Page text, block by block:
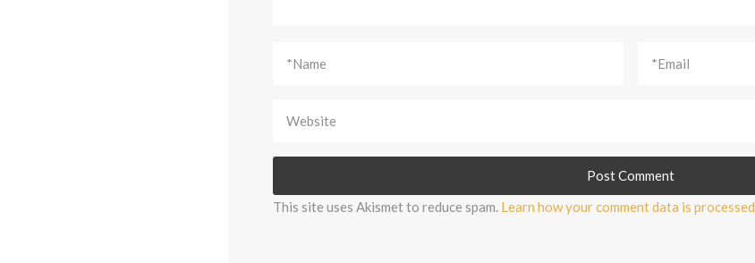
This site uses Akismet to reduce spam. Learn how your comment data is processed.